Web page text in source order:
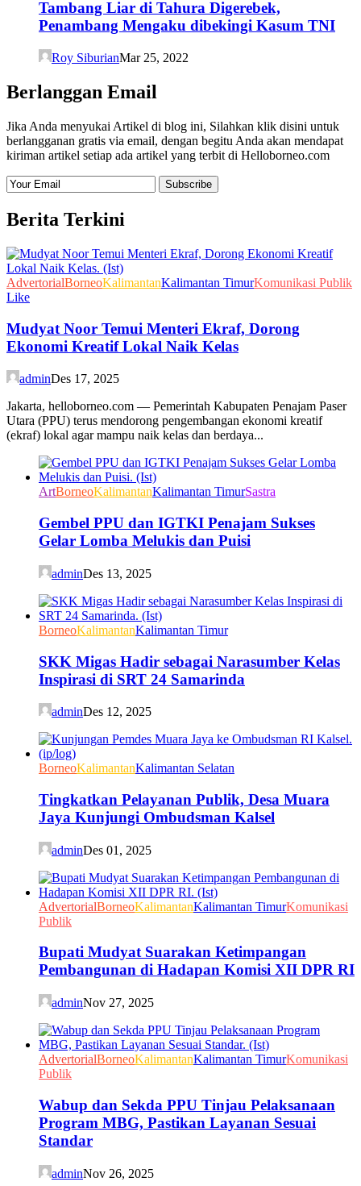
Tambang Liar di Tahura Digerebek,
Penambang Mengaku dibekingi Kasum TNI
Roy SiburianMar 25, 2022
Berlanggan Email
Jika Anda menyukai Artikel di blog ini, Silahkan klik disini untuk
berlangganan gratis via email, dengan begitu Anda akan mendapat
kiriman artikel setiap ada artikel yang terbit di Helloborneo.com
Berita Terkini
AdvertorialBorneoKalimantanKalimantan TimurKomunikasi Publik
Like
Mudyat Noor Temui Menteri Ekraf, Dorong
Ekonomi Kreatif Lokal Naik Kelas
adminDes 17, 2025
Jakarta, helloborneo.com — Pemerintah Kabupaten Penajam Paser
Utara (PPU) terus mendorong pengembangan ekonomi kreatif
(ekraf) lokal agar mampu naik kelas dan berdaya...
ArtBorneoKalimantanKalimantan TimurSastra
Gembel PPU dan IGTKI Penajam Sukses
Gelar Lomba Melukis dan Puisi
adminDes 13, 2025
BorneoKalimantanKalimantan Timur
SKK Migas Hadir sebagai Narasumber Kelas
Inspirasi di SRT 24 Samarinda
adminDes 12, 2025
BorneoKalimantanKalimantan Selatan
Tingkatkan Pelayanan Publik, Desa Muara
Jaya Kunjungi Ombudsman Kalsel
adminDes 01, 2025
AdvertorialBorneoKalimantanKalimantan TimurKomunikasi
Publik
Bupati Mudyat Suarakan Ketimpangan
Pembangunan di Hadapan Komisi XII DPR RI
adminNov 27, 2025
AdvertorialBorneoKalimantanKalimantan TimurKomunikasi
Publik
Wabup dan Sekda PPU Tinjau Pelaksanaan
Program MBG, Pastikan Layanan Sesuai
Standar
adminNov 26, 2025